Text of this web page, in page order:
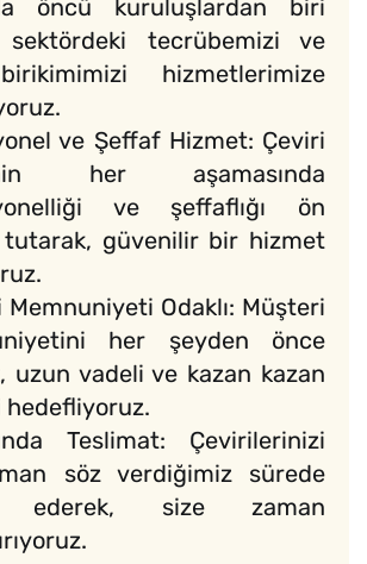
öncü kuruluşlardan biri
sektördeki tecrübemizi ve
hizmetlerimize
ve Şeffaf Hizmet: Çeviri
her aşamasında
ve şeffaflığı ön
tutarak, güvenilir bir hizmet
Memnuniyeti Odaklı: Müşteri
her şeyden önce
uzun vadeli ve kazan kazan
hedefliyoruz.
Teslimat: Çevirilerinizi
söz verdiğimiz sürede
ederek, size zaman